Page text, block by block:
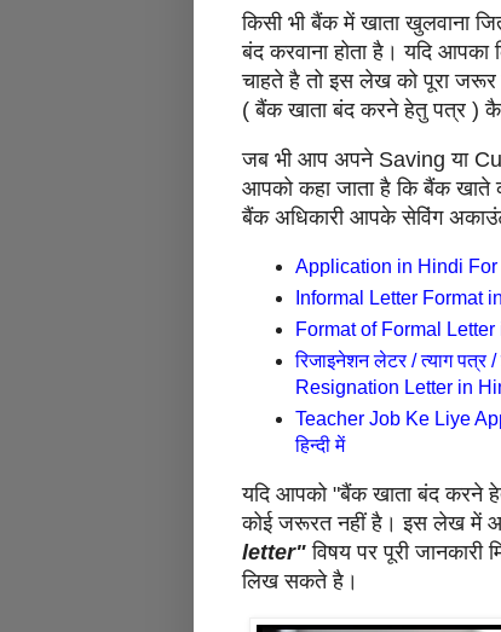
किसी भी बैंक में खाता खुलवाना
बंद करवाना होता है। यदि
चाहते है तो इस लेख को पूरा
( बैंक खाता बंद करने हेतु पत्र )
जब भी आप अपने Saving या
आपको कहा जाता है कि बैंक खाते
बैंक अधिकारी आपके सेविंग
Application in Hindi For
Informal Letter Format
Format of Formal
रिजाइनेशन लेटर / त्याग
Resignation Letter in
Teacher Job Ke Liye
हिन्दी में
यदि आपको "बैंक खाता बंद करने
कोई जरूरत नहीं है। इस लेख में
letter" विषय पर पूरी
लिख सकते है।